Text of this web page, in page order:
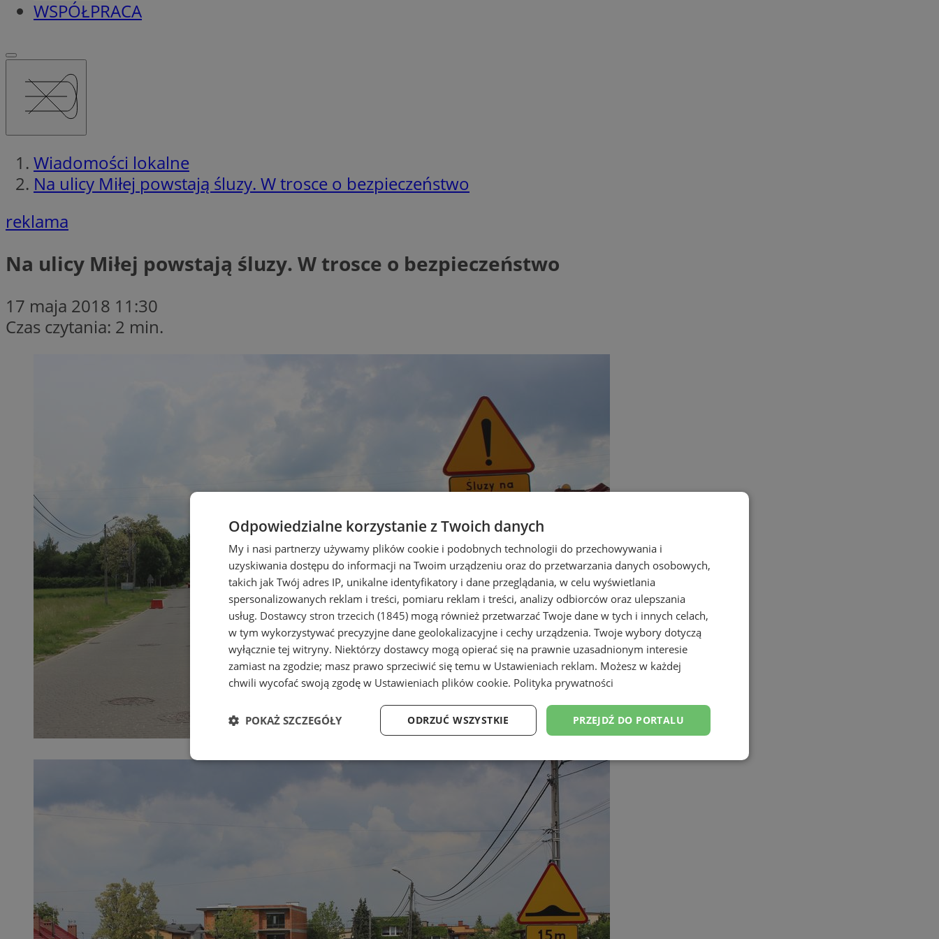
WSPÓŁPRACA
Wiadomości lokalne
Na ulicy Miłej powstają śluzy. W trosce o bezpieczeństwo
reklama
Na ulicy Miłej powstają śluzy. W trosce o bezpieczeństwo
17 maja 2018 11:30
Czas czytania: 2 min.
Odpowiedzialne korzystanie z Twoich danych
My i nasi partnerzy używamy plików cookie i podobnych technologii do przechowywania i
uzyskiwania dostępu do informacji na Twoim urządzeniu oraz do przetwarzania danych osobowych,
takich jak Twój adres IP, unikalne identyfikatory i dane przeglądania, w celu wyświetlania
spersonalizowanych reklam i treści, pomiaru reklam i treści, analizy odbiorców oraz ulepszania
usług. Dostawcy stron trzecich (1845) mogą również przetwarzać Twoje dane w tych i innych celach,
w tym wykorzystywać precyzyjne dane geolokalizacyjne i cechy urządzenia. Twoje wybory dotyczą
wyłącznie tej witryny. Niektórzy dostawcy mogą opierać się na prawnie uzasadnionym interesie
zamiast na zgodzie; masz prawo sprzeciwić się temu w Ustawieniach reklam. Możesz w każdej
chwili wycofać swoją zgodę w Ustawieniach plików cookie. Polityka prywatności
PRZEJDŹ DO PORTALU
ODRZUĆ WSZYSTKIE
POKAŻ SZCZEGÓŁY
Niezbędne Wydajność Targetowanie Funkcjonalność Niesklasyfikowane
Funkcjonalność
Niezbędne pliki cookie umożliwiają korzystanie z podstawowych funkcji strony internetowej, takich jak logowanie użytkownika i
zarządzanie kontem. Bez niezbędnych plików cookie nie można prawidłowo korzystać ze strony internetowej.
Nazwa Provider/Domena
Okres
przechowywania
Opis